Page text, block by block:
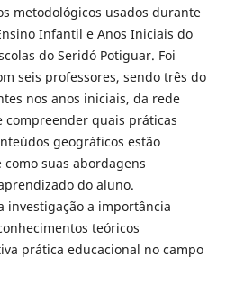
metodológicos usados durante
Infantil e Anos Iniciais do
do Seridó Potiguar. Foi
seis professores, sendo três do
nos anos iniciais, da rede
quais práticas
geográficos estão
suas abordagens
do aluno.
investigação a importância
teóricos
prática educacional no campo